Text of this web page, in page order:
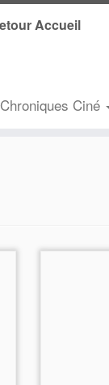
Chroniques Ciné